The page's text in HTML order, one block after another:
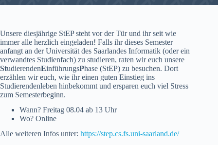
Unsere diesjährige StEP steht vor der Tür und ihr seit wie
immer alle herzlich eingeladen! Falls ihr dieses Semester
anfangt an der Universität des Saarlandes Informatik (oder ein
verwandtes Studienfach) zu studieren, raten wir euch unsere
StudierendenEinführungsPhase (StEP) zu besuchen. Dort
erzählen wir euch, wie ihr einen guten Einstieg ins
Studierendenleben hinbekommt und ersparen euch viel Stress
zum Semesterbeginn.
Wann? Freitag 08.04 ab 13 Uhr
Wo? Online
Alle weiteren Infos unter: https://step.cs.fs.uni-saarland.de/